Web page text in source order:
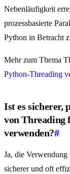
Nebenläufigkeit
prozessbasierte
Python in Betracht
Mehr zum Thema
Python-Threading
Ist es sicherer,
von Threading
verwenden?#
Ja, die
sicherer und oft